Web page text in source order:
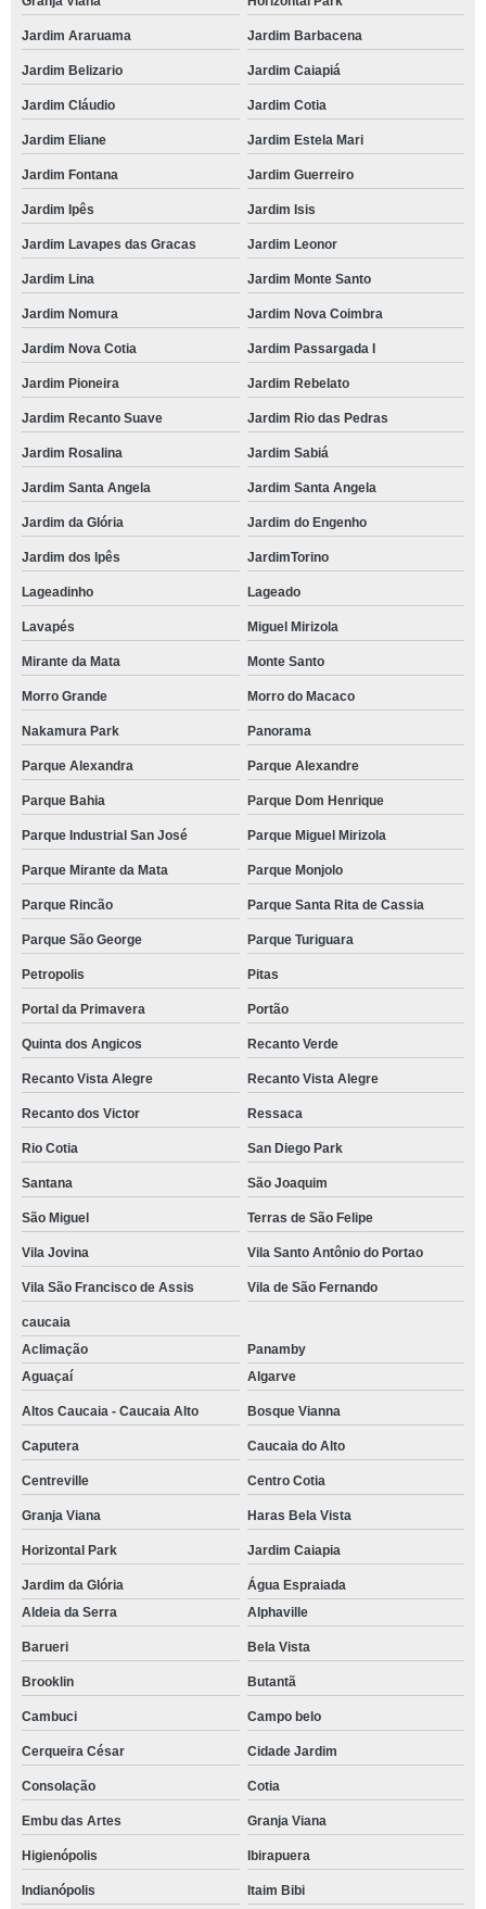
Jardim Araruama Jardim Barbacena
Jardim Belizario Jardim Caiapiá
Jardim Cláudio Jardim Cotia
Jardim Eliane Jardim Estela Mari
Jardim Fontana Jardim Guerreiro
Jardim Ipês Jardim Isis
Jardim Lavapes das Gracas Jardim Leonor
Jardim Lina Jardim Monte Santo
Jardim Nomura Jardim Nova Coimbra
Jardim Nova Cotia Jardim Passargada I
Jardim Pioneira Jardim Rebelato
Jardim Recanto Suave Jardim Rio das Pedras
Jardim Rosalina Jardim Sabiá
Jardim Santa Angela Jardim Santa Angela
Jardim da Glória Jardim do Engenho
Jardim dos Ipês JardimTorino
Lageadinho Lageado
Lavapés Miguel Mirizola
Mirante da Mata Monte Santo
Morro Grande Morro do Macaco
Nakamura Park Panorama
Parque Alexandra Parque Alexandre
Parque Bahia Parque Dom Henrique
Parque Industrial San José Parque Miguel Mirizola
Parque Mirante da Mata Parque Monjolo
Parque Rincão Parque Santa Rita de Cassia
Parque São George Parque Turiguara
Petropolis Pitas
Portal da Primavera Portão
Quinta dos Angicos Recanto Verde
Recanto Vista Alegre Recanto Vista Alegre
Recanto dos Victor Ressaca
Rio Cotia San Diego Park
Santana São Joaquim
São Miguel Terras de São Felipe
Vila Jovina Vila Santo Antônio do Portao
Vila São Francisco de Assis Vila de São Fernando
caucaia
Aclimação
Panamby
Aguaçaí
Algarve
Altos Caucaia - Caucaia Alto Bosque Vianna
Caputera Caucaia do Alto
Centreville Centro Cotia
Granja Viana Haras Bela Vista
Horizontal Park Jardim Caiapia
Jardim da Glória
Água Espraiada
Aldeia da Serra
Alphaville
Barueri Bela Vista
Brooklin Butantã
Cambuci Campo belo
Cerqueira César Cidade Jardim
Consolação Cotia
Embu das Artes Granja Viana
Higienópolis Ibirapuera
Indianópolis Itaim Bibi